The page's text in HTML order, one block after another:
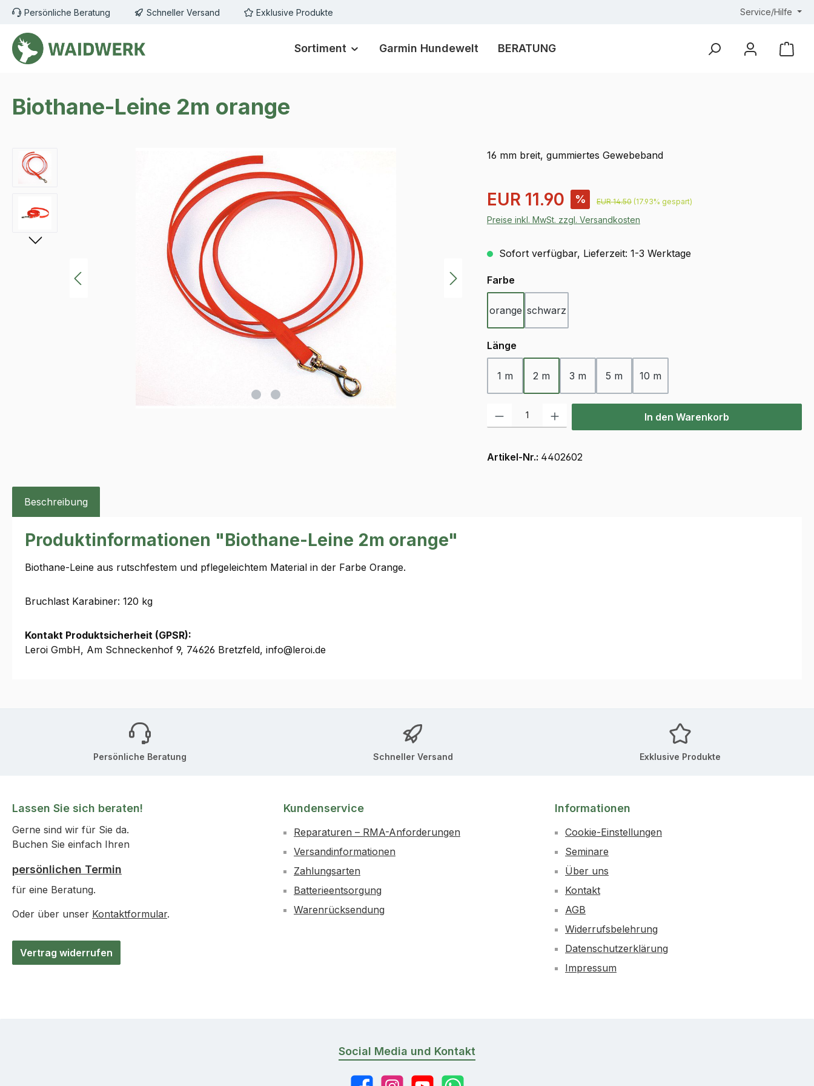
Hauptinhalt springen
Zur Suche springen
Zur Hauptnavigation springen
Persönliche Beratung Schneller Versand Exklusive Produkte Service/Hilfe
Sortiment Garmin Hundewelt BERATUNG
Biothane-Leine 2m orange
Bildergalerie überspringen 16 mm breit, gummiertes Gewebeband
Verkaufspreis:
EUR 11.90 % Regulärer Preis:
EUR 14.50 (17.93% gespart)
Preise inkl. MwSt. zzgl. Versandkosten
Sofort verfügbar, Lieferzeit: 1-3 Werktage
Farbe
orange schwarz
Länge
1 m 2 m 3 m 5 m 10 m
Produkt Anzahl: Gib den gewünschten Wert ein oder benutze die Schaltflächen
In den Warenkorb
Artikel-Nr.: 4402602
Beschreibung
Produktinformationen "Biothane-Leine 2m orange"
Biothane-Leine aus rutschfestem und pflegeleichtem Material in der Farbe Orange.
Bruchlast Karabiner: 120 kg
Kontakt Produktsicherheit (GPSR):
Leroi GmbH, Am Schneckenhof 9, 74626 Bretzfeld, info@leroi.de
Persönliche Beratung Schneller Versand Exklusive Produkte
Lassen Sie sich beraten!
Gerne sind wir für Sie da.
Buchen Sie einfach Ihren
persönlichen Termin
für eine Beratung.
Oder über unser Kontaktformular.
Vertrag widerrufen
Kundenservice
Reparaturen – RMA-Anforderungen
Versandinformationen
Zahlungsarten
Batterieentsorgung
Warenrücksendung
Informationen
Cookie-Einstellungen
Seminare
Über uns
Kontakt
AGB
Widerrufsbelehrung
Datenschutzerklärung
Impressum
Social Media und Kontakt